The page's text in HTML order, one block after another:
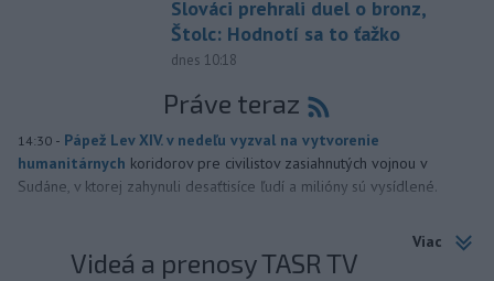
Slováci prehrali duel o bronz,
Štolc: Hodnotí sa to ťažko
dnes 10:18
Práve teraz
14:30 - Pápež Lev XIV. v nedeľu vyzval na vytvorenie
humanitárnych koridorov pre civilistov zasiahnutých vojnou v
Sudáne, v ktorej zahynuli desaťtisíce ľudí a milióny sú vysídlené.
Viac
Videá a prenosy TASR TV